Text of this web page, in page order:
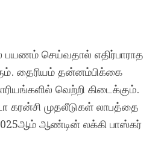
பயணம் செய்வதால் எதிர்பாராத
தைரியம் தன்னம்பிக்கை
வெற்றி கிடைக்கும்.
கரன்சி முதலீடுகள் லாபத்தை
ஆண்டின் லக்கி பாஸ்கர்